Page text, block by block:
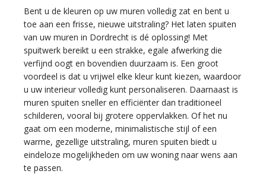
Bent u de kleuren op uw muren volledig zat en bent u
toe aan een frisse, nieuwe uitstraling? Het laten spuiten
van uw muren in Dordrecht is dé oplossing! Met
spuitwerk bereikt u een strakke, egale afwerking die
verfijnd oogt en bovendien duurzaam is. Een groot
voordeel is dat u vrijwel elke kleur kunt kiezen, waardoor
u uw interieur volledig kunt personaliseren. Daarnaast is
muren spuiten sneller en efficiënter dan traditioneel
schilderen, vooral bij grotere oppervlakken. Of het nu
gaat om een moderne, minimalistische stijl of een
warme, gezellige uitstraling, muren spuiten biedt u
eindeloze mogelijkheden om uw woning naar wens aan
te passen.